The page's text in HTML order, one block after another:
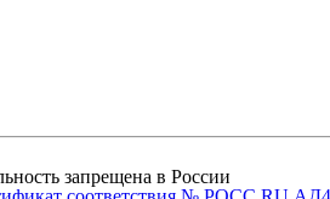
запрещена в России